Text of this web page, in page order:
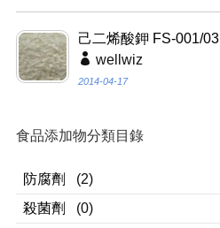
己二烯酸鉀 FS-001/03
wellwiz
2014-04-17
食品添加物分類目錄
防腐劑
(2)
殺菌劑
(0)